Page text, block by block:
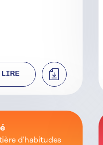
LIRE TÉLÉCHARGER
d'habitudes